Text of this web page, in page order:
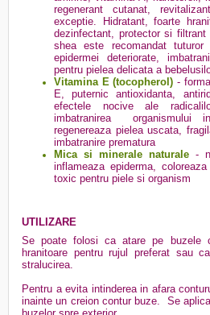
regenerant cutanat,
exceptie. Hidratant, foarte
dezinfectant, protector si
shea este recomandat
epidermei deteriorate,
pentru pielea delicata a
Vitamina E (tocopherol) -
E, puternic antioxidanta,
efectele nocive ale
imbatranirea organismului
regenereaza pielea uscata,
imbatranire prematura
Mica si minerale naturale -
inflameaza epiderma,
toxic pentru piele si organism
UTILIZARE
Se poate folosi ca atare pe buzele
hranitoare pentru rujul preferat sau
stralucirea.
Pentru a evita intinderea in afara
inainte un creion contur buze. Se